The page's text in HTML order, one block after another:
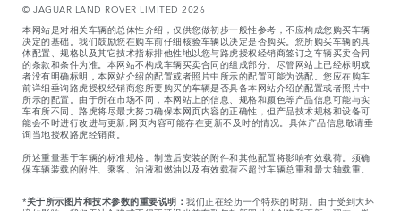
© JAGUAR LAND ROVER LIMITED 2026
本网站是对相关车辆的总体性介绍，仅供您做初步一般性参考，不应构成您购买车辆
决定的基础。我们鼓励您在购车前仔细核验车辆以决定是否购买。您所购买车辆的具
体配置、规格以及其它技术指标排他性地以您与路虎授权经销商签订之车辆买卖合同
的条款和条件为准。本网站不构成车辆买卖合同的组成部分。尽管网站上已经标明或
者没有明确标明，本网站介绍的配置或者照片中所示的配置可能为选配。您应在购车
前详细垂询路虎授权经销商您所要购买的车辆是否具备本网站介绍的配置或者照片中
所示的配置。由于所在市场不同，本网站上的信息、规格和颜色等产品信息可能与实
车有所不同。路虎将尽最大努力确保本网页内容的正确性，但产品技术规格和设备可
能会不时进行改进与更新,网页内容可能存在更新不及时的情况。具体产品信息敬请垂
询当地授权路虎经销商。
所述重量基于车辆的标准规格。制造后安装的附件和其他配置将影响有效载荷。须确
保车辆装载的附件、乘客、油液和燃油以及有效载荷不超过车辆总重和最大轴载重。
*关于所示图片和技术参数的重要说明： 我们正在经历一个特殊的时期。由于受到大环